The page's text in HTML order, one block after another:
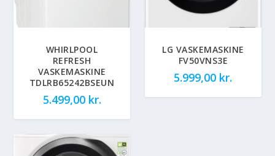
WHIRLPOOL
REFRESH
VASKEMASKINE
TDLRB65242BSEUN
5.499,00 kr.
LG VASKEMASKINE
FV50VNS3E
5.999,00 kr.